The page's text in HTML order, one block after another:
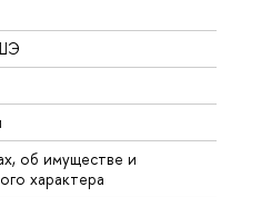
об имуществе и
характера